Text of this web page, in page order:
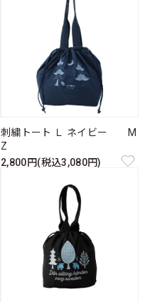
刺繍トート Ｌ ネイビー M
Z
2,800円(税込3,080円)